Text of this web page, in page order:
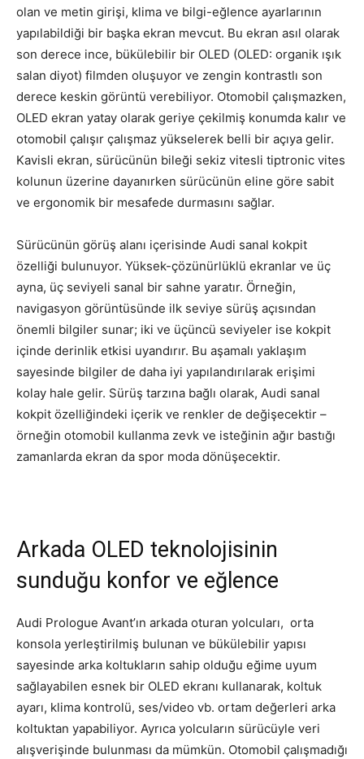
olan ve metin girişi, klima ve bilgi-eğlence ayarlarının
yapılabildiği bir başka ekran mevcut. Bu ekran asıl olarak
son derece ince, bükülebilir bir OLED (OLED: organik ışık
salan diyot) filmden oluşuyor ve zengin kontrastlı son
derece keskin görüntü verebiliyor. Otomobil çalışmazken,
OLED ekran yatay olarak geriye çekilmiş konumda kalır ve
otomobil çalışır çalışmaz yükselerek belli bir açıya gelir.
Kavisli ekran, sürücünün bileği sekiz vitesli tiptronic vites
kolunun üzerine dayanırken sürücünün eline göre sabit
ve ergonomik bir mesafede durmasını sağlar.
Sürücünün görüş alanı içerisinde Audi sanal kokpit
özelliği bulunuyor. Yüksek-çözünürlüklü ekranlar ve üç
ayna, üç seviyeli sanal bir sahne yaratır. Örneğin,
navigasyon görüntüsünde ilk seviye sürüş açısından
önemli bilgiler sunar; iki ve üçüncü seviyeler ise kokpit
içinde derinlik etkisi uyandırır. Bu aşamalı yaklaşım
sayesinde bilgiler de daha iyi yapılandırılarak erişimi
kolay hale gelir. Sürüş tarzına bağlı olarak, Audi sanal
kokpit özelliğindeki içerik ve renkler de değişecektir –
örneğin otomobil kullanma zevk ve isteğinin ağır bastığı
zamanlarda ekran da spor moda dönüşecektir.
Arkada OLED teknolojisinin
sunduğu konfor ve eğlence
Audi Prologue Avant’ın arkada oturan yolcuları, orta
konsola yerleştirilmiş bulunan ve bükülebilir yapısı
sayesinde arka koltukların sahip olduğu eğime uyum
sağlayabilen esnek bir OLED ekranı kullanarak, koltuk
ayarı, klima kontrolü, ses/video vb. ortam değerleri arka
koltuktan yapabiliyor. Ayrıca yolcuların sürücüyle veri
alışverişinde bulunması da mümkün. Otomobil çalışmadığı